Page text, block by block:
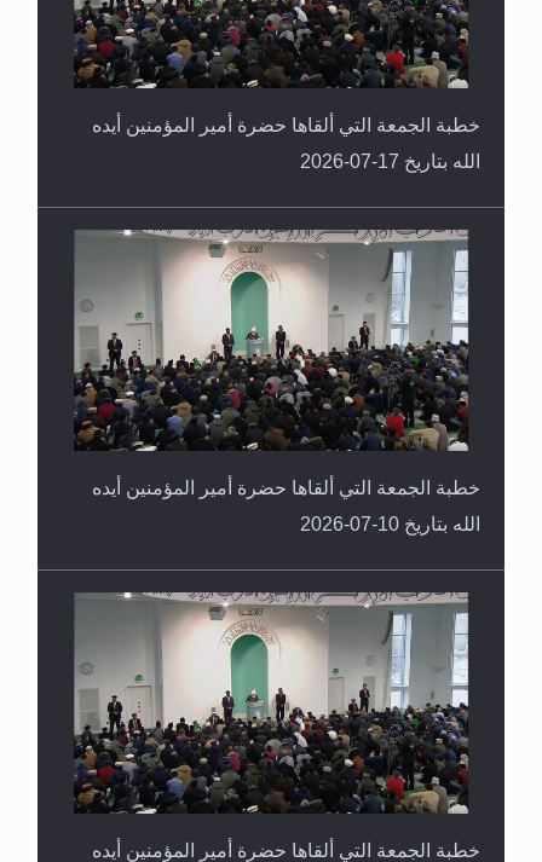
خطبة الجمعة التي ألقاها حضرة أمير المؤمنين أيده
الله بتاريخ 17-07-2026
خطبة الجمعة التي ألقاها حضرة أمير المؤمنين أيده
الله بتاريخ 10-07-2026
خطبة الجمعة التي ألقاها حضرة أمير المؤمنين أيده